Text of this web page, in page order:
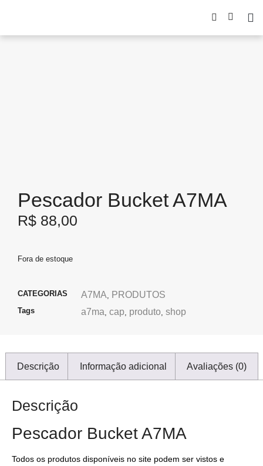
Pescador Bucket A7MA
R$ 88,00
Fora de estoque
CATEGORIAS A7MA, PRODUTOS
Tags a7ma, cap, produto, shop
Descrição Informação adicional Avaliações (0)
Descrição
Pescador Bucket A7MA
Todos os produtos disponíveis no site podem ser vistos e